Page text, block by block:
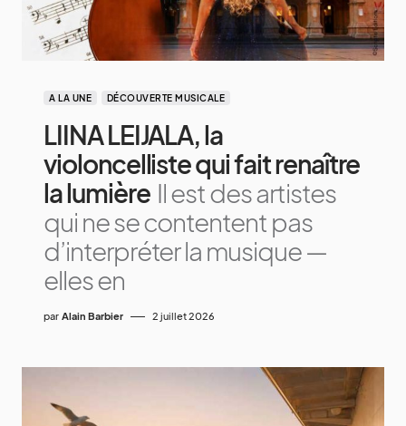
A LA UNE DÉCOUVERTE MUSICALE
LIINA LEIJALA, la
violoncelliste qui fait renaître
la lumière Il est des artistes
qui ne se contentent pas
d’interpréter la musique —
elles en
par Alain Barbier 2 juillet 2026